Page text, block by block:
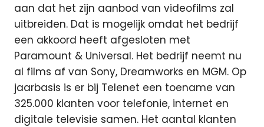
aan dat het zijn aanbod van videofilms zal
uitbreiden. Dat is mogelijk omdat het bedrijf
een akkoord heeft afgesloten met
Paramount & Universal. Het bedrijf neemt nu
al films af van Sony, Dreamworks en MGM. Op
jaarbasis is er bij Telenet een toename van
325.000 klanten voor telefonie, internet en
digitale televisie samen. Het aantal klanten